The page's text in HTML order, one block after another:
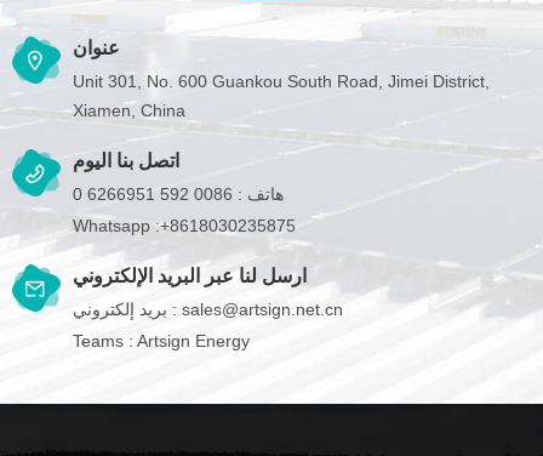
عنوان
Unit 301, No. 600 Guankou South Road, Jimei District,
Xiamen, China
اتصل بنا اليوم
هاتف : 0086 592 6266951 0
Whatsapp :+8618030235875
ارسل لنا عبر البريد الإلكتروني
بريد إلكتروني : sales@artsign.net.cn
Teams : Artsign Energy